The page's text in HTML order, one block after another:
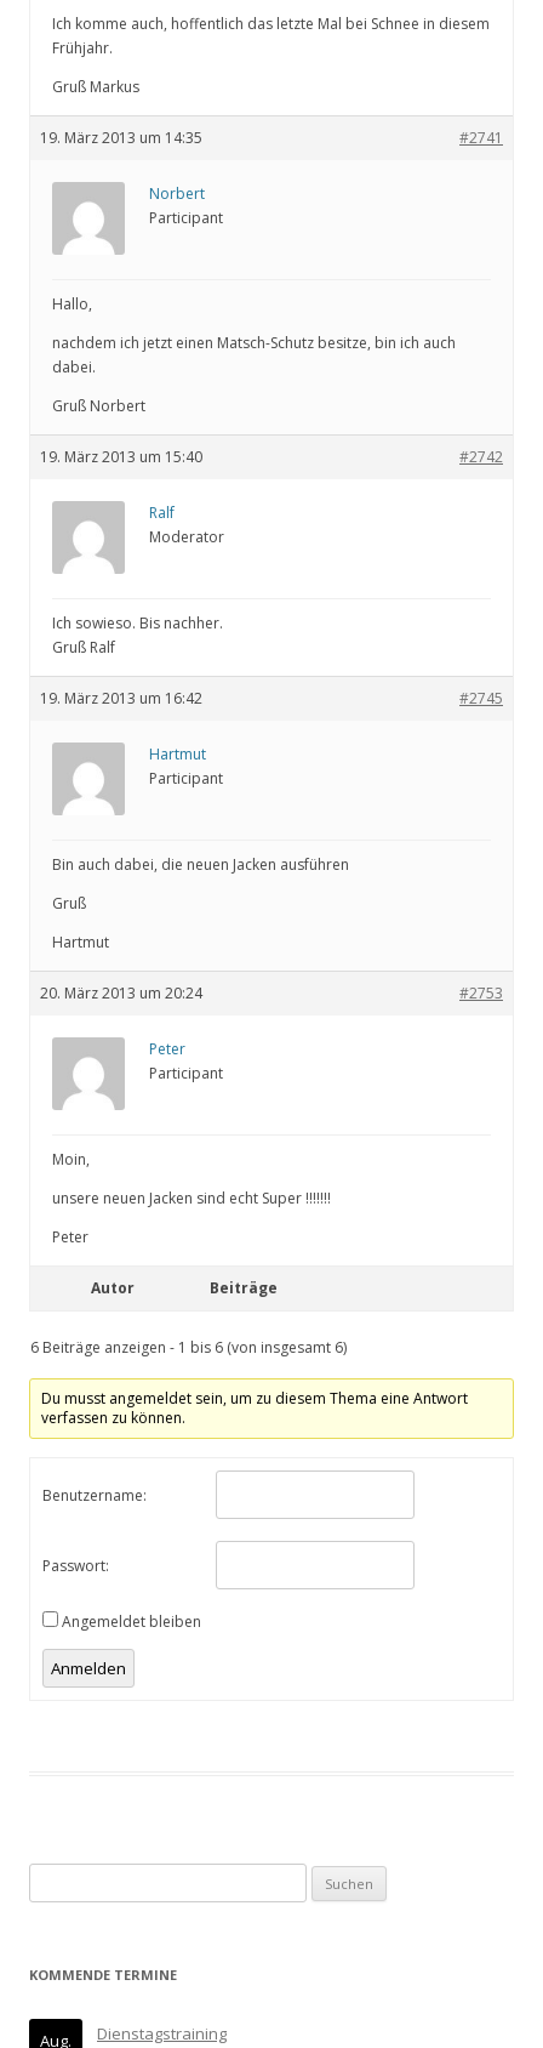
Ich komme auch, hoffentlich das letzte Mal bei Schnee in diesem
Frühjahr.
Gruß Markus
19. März 2013 um 14:35 #2741
Norbert
Participant
Hallo,
nachdem ich jetzt einen Matsch-Schutz besitze, bin ich auch
dabei.
Gruß Norbert
19. März 2013 um 15:40 #2742
Ralf
Moderator
Ich sowieso. Bis nachher.
Gruß Ralf
19. März 2013 um 16:42 #2745
Hartmut
Participant
Bin auch dabei, die neuen Jacken ausführen
Gruß
Hartmut
20. März 2013 um 20:24 #2753
Peter
Participant
Moin,
unsere neuen Jacken sind echt Super !!!!!!!
Peter
Autor Beiträge
6 Beiträge anzeigen - 1 bis 6 (von insgesamt 6)
Du musst angemeldet sein, um zu diesem Thema eine Antwort
verfassen zu können.
Benutzername:
Passwort:
Angemeldet bleiben
Anmelden
nach:
KOMMENDE TERMINE
Aug. Dienstagstraining